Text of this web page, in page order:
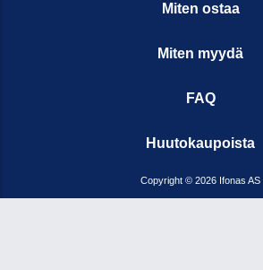
Miten ostaa
Miten myydä
FAQ
Huutokaupoista
Copyright © 2026 Ifonas AS